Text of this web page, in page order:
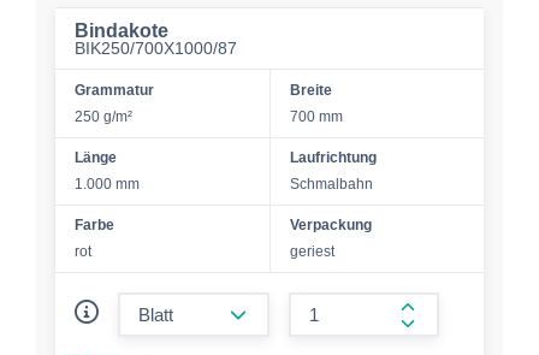
Bindakote
BIK250/700X1000/87
Grammatur
250 g/m²
Breite
700 mm
Länge
1.000 mm
Laufrichtung
Schmalbahn
Farbe
rot
Verpackung
geriest
form.increase-